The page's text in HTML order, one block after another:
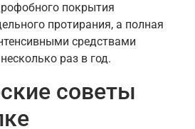
покрытия
протирания, а полная
средствами
раз в год.
советы